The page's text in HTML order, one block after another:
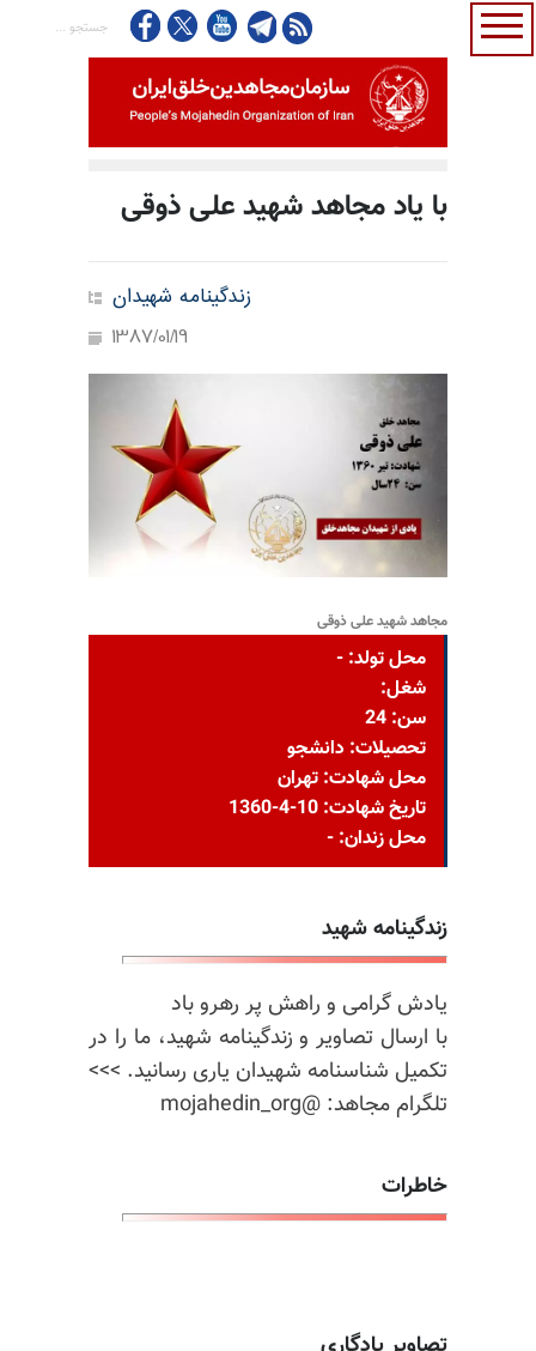
با یاد مجاهد شهید علی ذوقی
زندگینامه شهیدان
1387/01/19
مجاهد شهید علی ذوقی
محل تولد: -
شغل:
سن: 24
تحصیلات: دانشجو
محل شهادت: تهران
تاریخ شهادت: 10-4-1360
محل زندان: -
زندگینامه شهید
یادش گرامی و راهش پر رهرو باد
با ارسال تصاویر و زندگینامه شهید، ما را در
تکمیل شناسنامه شهیدان یاری رسانید. >>>
تلگرام مجاهد: @mojahedin_org
خاطرات